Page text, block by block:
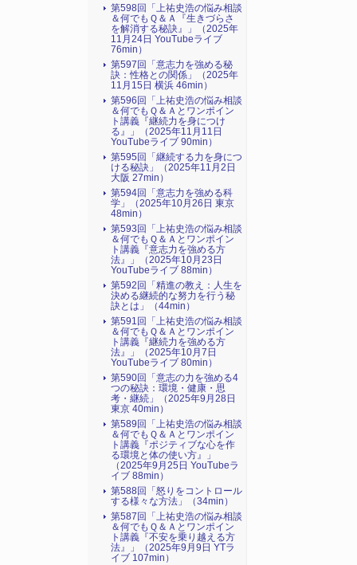
第598回「上祐史浩の悩み相談
＆何でもＱ＆Ａ『生きづらさ
を解消する秘訣』​」（2025年
11月24日 YouTubeライブ
76min）
第597回「意志力を強める秘
訣：性格との関係」（2025年
11月15日 横浜 46min）
第596回「上祐史浩の悩み相談
＆何でもＱ＆Ａとワンポイン
ト講義『継続力を身につけ
る』​」（2025年11月11日
YouTubeライブ 90min）
第595回「継続する力を身につ
ける秘訣」（2025年11月2日
大阪 27min）
第594回「意志力を強める科
学」（2025年10月26日 東京
48min）
第593回「上祐史浩の悩み相談
＆何でもＱ＆Ａとワンポイン
ト講義『意志力を強める方
法』​」（2025年10月23日
YouTubeライブ 88min）
第592回「精進の教え：人生を
決める継続的な努力を行う秘
訣とは」（44min）
第591回「上祐史浩の悩み相談
＆何でもＱ＆Ａとワンポイン
ト講義『継続力を強める方
法』​」（2025年10月7日
YouTubeライブ 80min）
第590回「意志の力を強める4
つの秘訣：環境・健康・思
考・継続」（2025年9月28日
東京 40min）
第589回「上祐史浩の悩み相談
＆何でもＱ＆Ａとワンポイン
ト講義『ポジティブな心を作
る環境と体の使い方』​」
（2025年9月25日 YouTubeラ
イブ 88min）
第588回「怒りをコントロール
する様々な方法」（34min）
第587回「上祐史浩の悩み相談
＆何でもＱ＆Ａとワンポイン
ト講義『不安を乗り越える方
法』​」（2025年9月9日 YTラ
イブ 107min）